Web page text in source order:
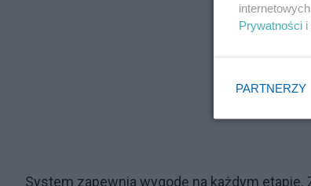
System zapewnia wygodę na każdym
Prywatności i
PARTNERZY